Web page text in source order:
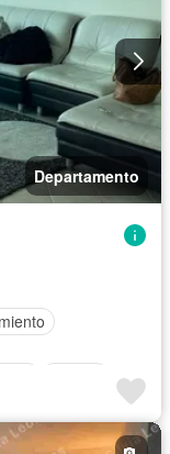
Departamento